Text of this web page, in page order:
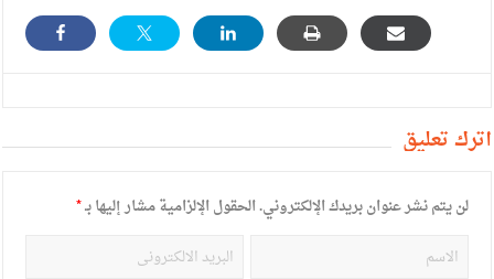
أترك تعليق
لن يتم نشر عنوان بريدك الإلكتروني.الحقول الإلزامية مشار إليها بـ*